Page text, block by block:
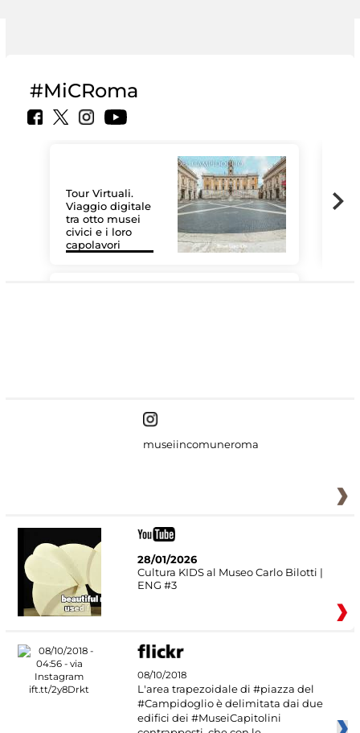
#MiCRoma
Tour Virtuali.
Viaggio digitale
tra otto musei
civici e i loro
capolavori
museiincomuneroma
28/01/2026
Cultura KIDS al Museo Carlo Bilotti |
ENG #3
08/10/2018
L'area trapezoidale di #piazza del
#Campidoglio è delimitata dai due
edifici dei #MuseiCapitolini